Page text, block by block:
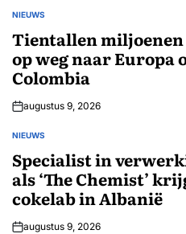
GEPLAATST
NIEUWS
Tientallen miljoenen
op weg naar Europa
Colombia
augustus 9, 2026
GEPLAATST
NIEUWS
Specialist in
als ‘The Chemist’
cokelab in Albanië
augustus 9, 2026